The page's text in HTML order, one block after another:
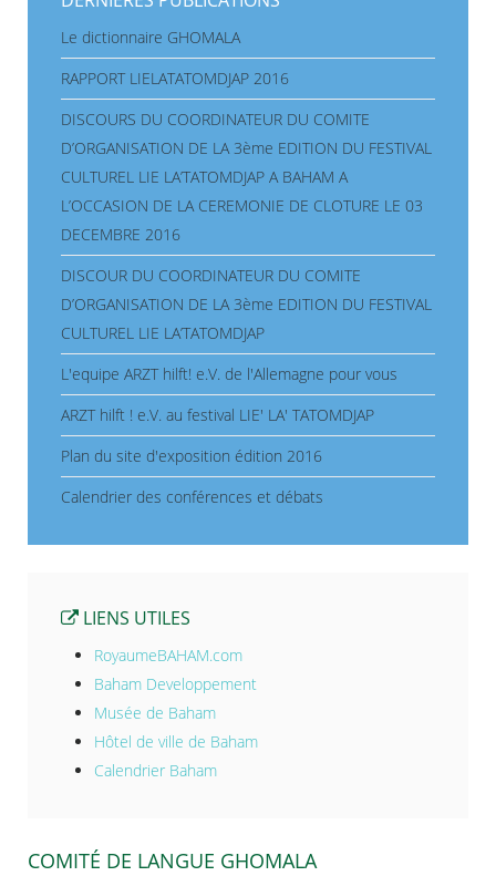
Le dictionnaire GHOMALA
RAPPORT LIELATATOMDJAP 2016
DISCOURS DU COORDINATEUR DU COMITE
D’ORGANISATION DE LA 3ème EDITION DU FESTIVAL
CULTUREL LIE LA’TATOMDJAP A BAHAM A
L’OCCASION DE LA CEREMONIE DE CLOTURE LE 03
DECEMBRE 2016
DISCOUR DU COORDINATEUR DU COMITE
D’ORGANISATION DE LA 3ème EDITION DU FESTIVAL
CULTUREL LIE LA’TATOMDJAP
L'equipe ARZT hilft! e.V. de l'Allemagne pour vous
ARZT hilft ! e.V. au festival LIE' LA' TATOMDJAP
Plan du site d'exposition édition 2016
Calendrier des conférences et débats
LIENS UTILES
RoyaumeBAHAM.com
Baham Developpement
Musée de Baham
Hôtel de ville de Baham
Calendrier Baham
COMITÉ DE LANGUE GHOMALA